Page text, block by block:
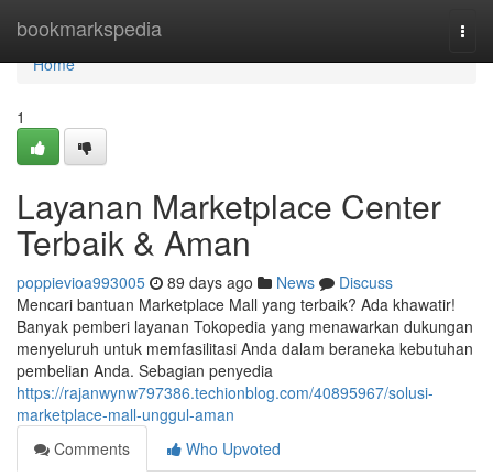
bookmarkspedia
Home
Home
1
Layanan Marketplace Center
Terbaik & Aman
poppievioa993005 89 days ago News
Discuss
Mencari bantuan Marketplace Mall yang terbaik? Ada khawatir!
Banyak pemberi layanan Tokopedia yang menawarkan dukungan
menyeluruh untuk memfasilitasi Anda dalam beraneka kebutuhan
pembelian Anda. Sebagian penyedia
https://rajanwynw797386.techionblog.com/40895967/solusi-
marketplace-mall-unggul-aman
Comments
Who Upvoted